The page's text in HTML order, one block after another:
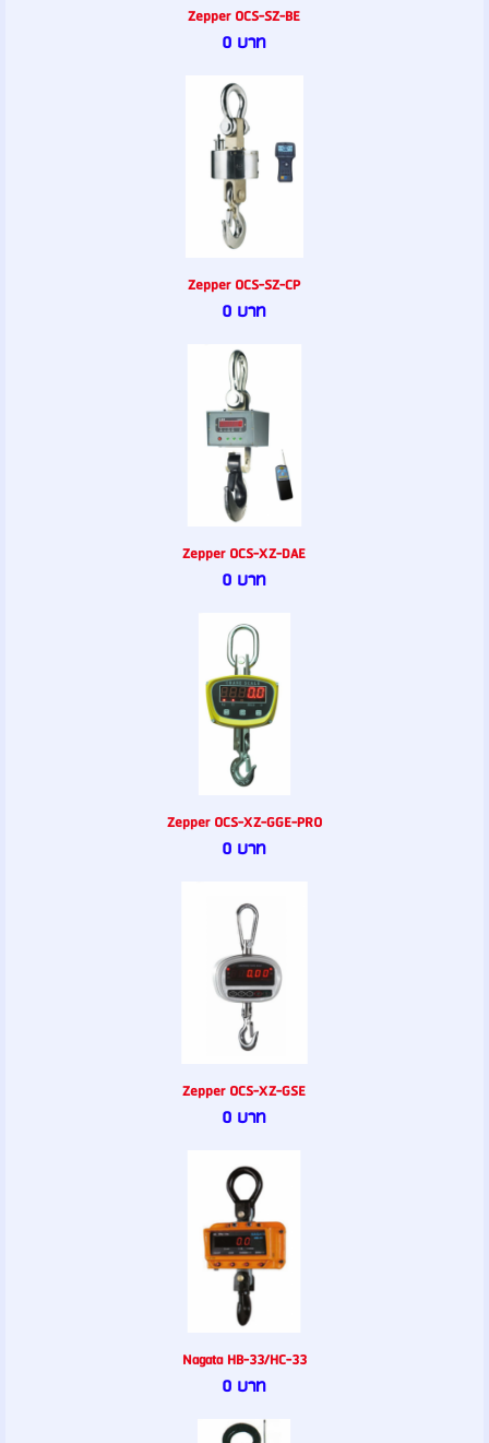
Zepper OCS-SZ-BE
0 บาท
Zepper OCS-SZ-CP
0 บาท
Zepper OCS-XZ-DAE
0 บาท
Zepper OCS-XZ-GGE-PRO
0 บาท
Zepper OCS-XZ-GSE
0 บาท
Nagata HB-33/HC-33
0 บาท